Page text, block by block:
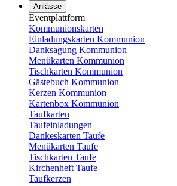
Anlässe
Eventplattform
Kommunionskarten
Einladungskarten Kommunion
Danksagung Kommunion
Menükarten Kommunion
Tischkarten Kommunion
Gästebuch Kommunion
Kerzen Kommunion
Kartenbox Kommunion
Taufkarten
Taufeinladungen
Dankeskarten Taufe
Menükarten Taufe
Tischkarten Taufe
Kirchenheft Taufe
Taufkerzen